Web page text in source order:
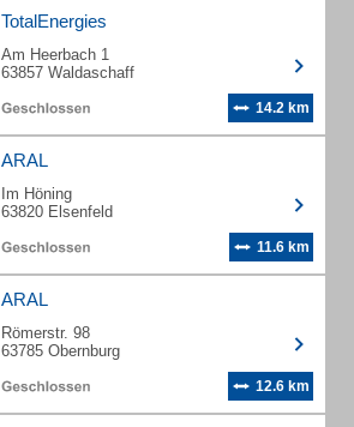
TotalEnergies
Am Heerbach 1
63857 Waldaschaff
14.2 km
ARAL
Im Höning
63820 Elsenfeld
11.6 km
ARAL
Römerstr. 98
63785 Obernburg
12.6 km